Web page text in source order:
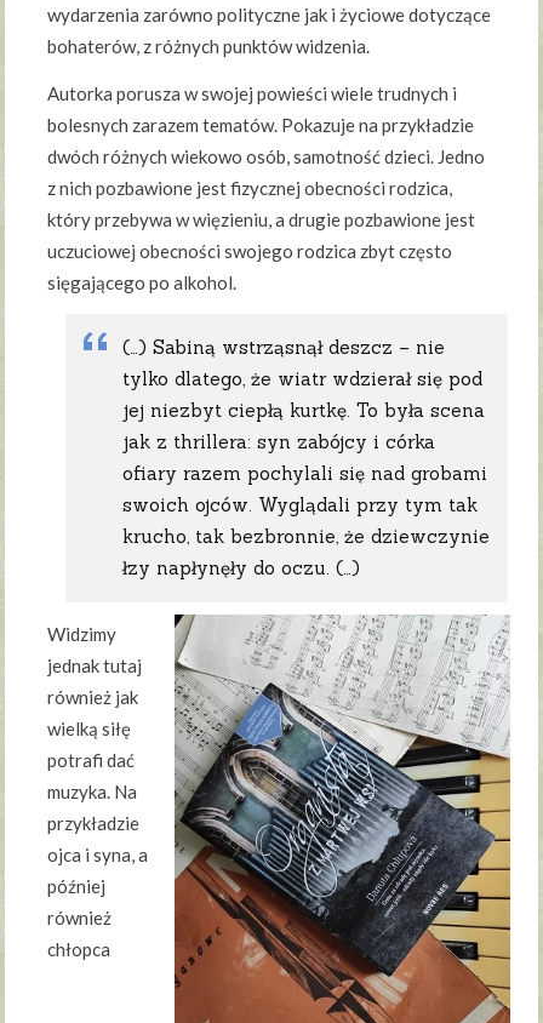
wydarzenia zarówno polityczne jak i życiowe dotyczące
bohaterów, z różnych punktów widzenia.
Autorka porusza w swojej powieści wiele trudnych i
bolesnych zarazem tematów. Pokazuje na przykładzie
dwóch różnych wiekowo osób, samotność dzieci. Jedno
z nich pozbawione jest fizycznej obecności rodzica,
który przebywa w więzieniu, a drugie pozbawione jest
uczuciowej obecności swojego rodzica zbyt często
sięgającego po alkohol.
(…) Sabiną wstrząsnął deszcz – nie
tylko dlatego, że wiatr wdzierał się pod
jej niezbyt ciepłą kurtkę. To była scena
jak z thrillera: syn zabójcy i córka
ofiary razem pochylali się nad grobami
swoich ojców. Wyglądali przy tym tak
krucho, tak bezbronnie, że dziewczynie
łzy napłynęły do oczu. (…)
Widzimy
jednak tutaj
również jak
wielką siłę
potrafi dać
muzyka. Na
przykładzie
ojca i syna, a
później
również
chłopca